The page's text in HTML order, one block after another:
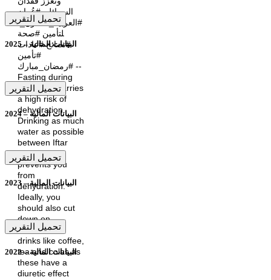
السوائل. #عُمان
#العربية_فالكون_ل
لتأمين #صحة
#نصائح #عادات
#تأمين
#رمضان_مبارك --
Fasting during
Ramadan carries
a high risk of
dehydration.
Drinking as much
water as possible
between Iftar
and Suhoor,
prevents you
from
dehydration.
Ideally, you
should also cut
down on
caffeinated
drinks like coffee,
tea and colas as
these have a
diuretic effect
تحميل التقرير
البيانات المالية – 2025
تحميل التقرير
البيانات المالية – 2024
تحميل التقرير
البيانات المالية – 2023
تحميل التقرير
البيانات المالية – 2022